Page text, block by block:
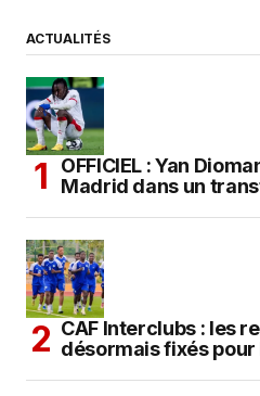
ACTUALITÉS
OFFICIEL : Yan
Madrid dans un
CAF Interclubs : les
désormais fixés